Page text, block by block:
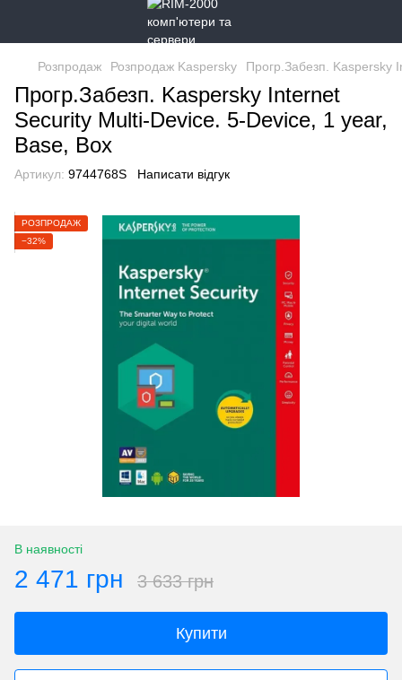
Розпродаж Розпродаж Kaspersky Прогр.Забезп. Kaspersky
Прогр.Забезп. Kaspersky Internet
Security Multi-Device. 5-Device, 1 year,
Base, Box
Артикул: 9744768S Написати відгук
РОЗПРОДАЖ
−32%
В наявності
2 471 грн 3 633 грн
Купити